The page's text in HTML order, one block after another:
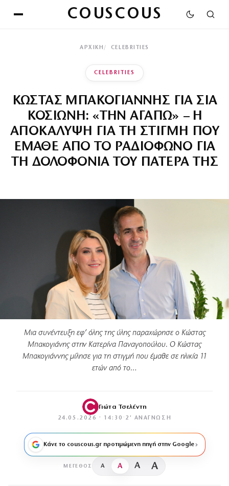
COUSCOUS
ΑΡΧΙΚΉ CELEBRITIES
CELEBRITIES
ΚΩΣΤΑΣ ΜΠΑΚΟΓΙΑΝΝΗΣ ΓΙΑ ΣΙΑ
ΚΟΣΙΩΝΗ: «ΤΗΝ ΑΓΑΠΩ» – Η
ΑΠΟΚΑΛΥΨΗ ΓΙΑ ΤΗ ΣΤΙΓΜΗ ΠΟΥ
ΕΜΑΘΕ ΑΠΟ ΤΟ ΡΑΔΙΟΦΩΝΟ ΓΙΑ
ΤΗ ΔΟΛΟΦΟΝΙΑ ΤΟΥ ΠΑΤΕΡΑ ΤΗΣ
Μια συνέντευξη εφ’ όλης της ύλης παραχώρησε ο Κώστας
Μπακογιάνης στην Κατερίνα Παναγοπούλου. Ο Κώστας
Μπακογιάννης μίλησε για τη στιγμή που έμαθε σε ηλικία 11
ετών από το…
Γιώτα Τσελέντη
24.05.2026 · 14:30 · 2′ ΑΝΆΓΝΩΣΗ
Κάνε το couscous.gr προτιμώμενη πηγή στην Google
ΜΈΓΕΘΟΣ A A A A